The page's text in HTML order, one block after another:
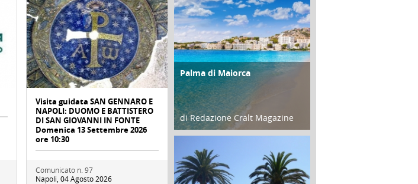
Visita guidata SAN GENNARO E
NAPOLI: DUOMO E BATTISTERO
DI SAN GIOVANNI IN FONTE
Domenica 13 Settembre 2026
ore 10:30
Comunicato n. 97
Napoli, 04 Agosto 2026
ATTIVITÀ
Palma di Maiorca
di Redazione Cralt Magazine
25 Giugno 2016